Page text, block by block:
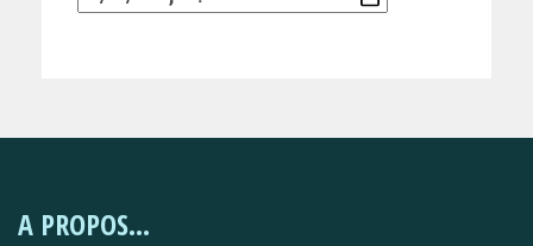
A PROPOS...